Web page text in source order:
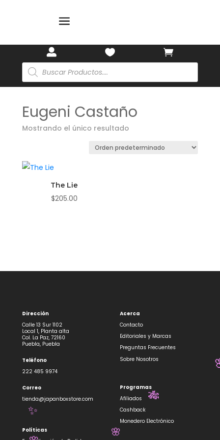
a
 

Búsqueda
de
productos
Eugeni Castaño
Mostrando el único resultado
The Lie
$205.00
Dirección
Calle 13 Sur 1102
Local 1, Planta alta
Col. La Paz, 72160
Puebla, Puebla
Teléfono
222 485 9974
Correo
tienda@japanboxstore.com
Políticas
Acerca
Contacto
Editoriales y Marcas
Preguntas Frecuentes
Sobre Nosotros
Programas
Afiliados
Cashback
Monedero Electrónico
✨
🎋